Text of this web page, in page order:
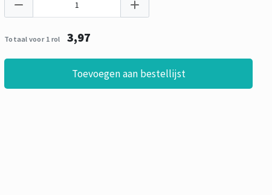
Totaal voor 1 rol 3,97
Toevoegen aan bestellijst